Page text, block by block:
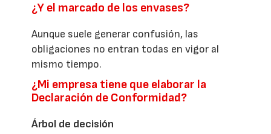
¿Y el marcado de los envases?
Aunque suele generar confusión, las
obligaciones no entran todas en vigor al
mismo tiempo.
¿Mi empresa tiene que elaborar la
Declaración de Conformidad?
Árbol de decisión